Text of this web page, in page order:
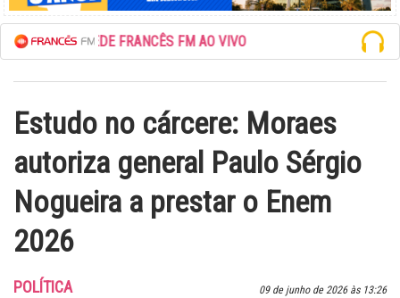
A REDE FRANCÊS FM AO VIVO
Estudo no cárcere: Moraes
autoriza general Paulo Sérgio
Nogueira a prestar o Enem
2026
09 de junho de 2026 às 13:26
POLÍTICA